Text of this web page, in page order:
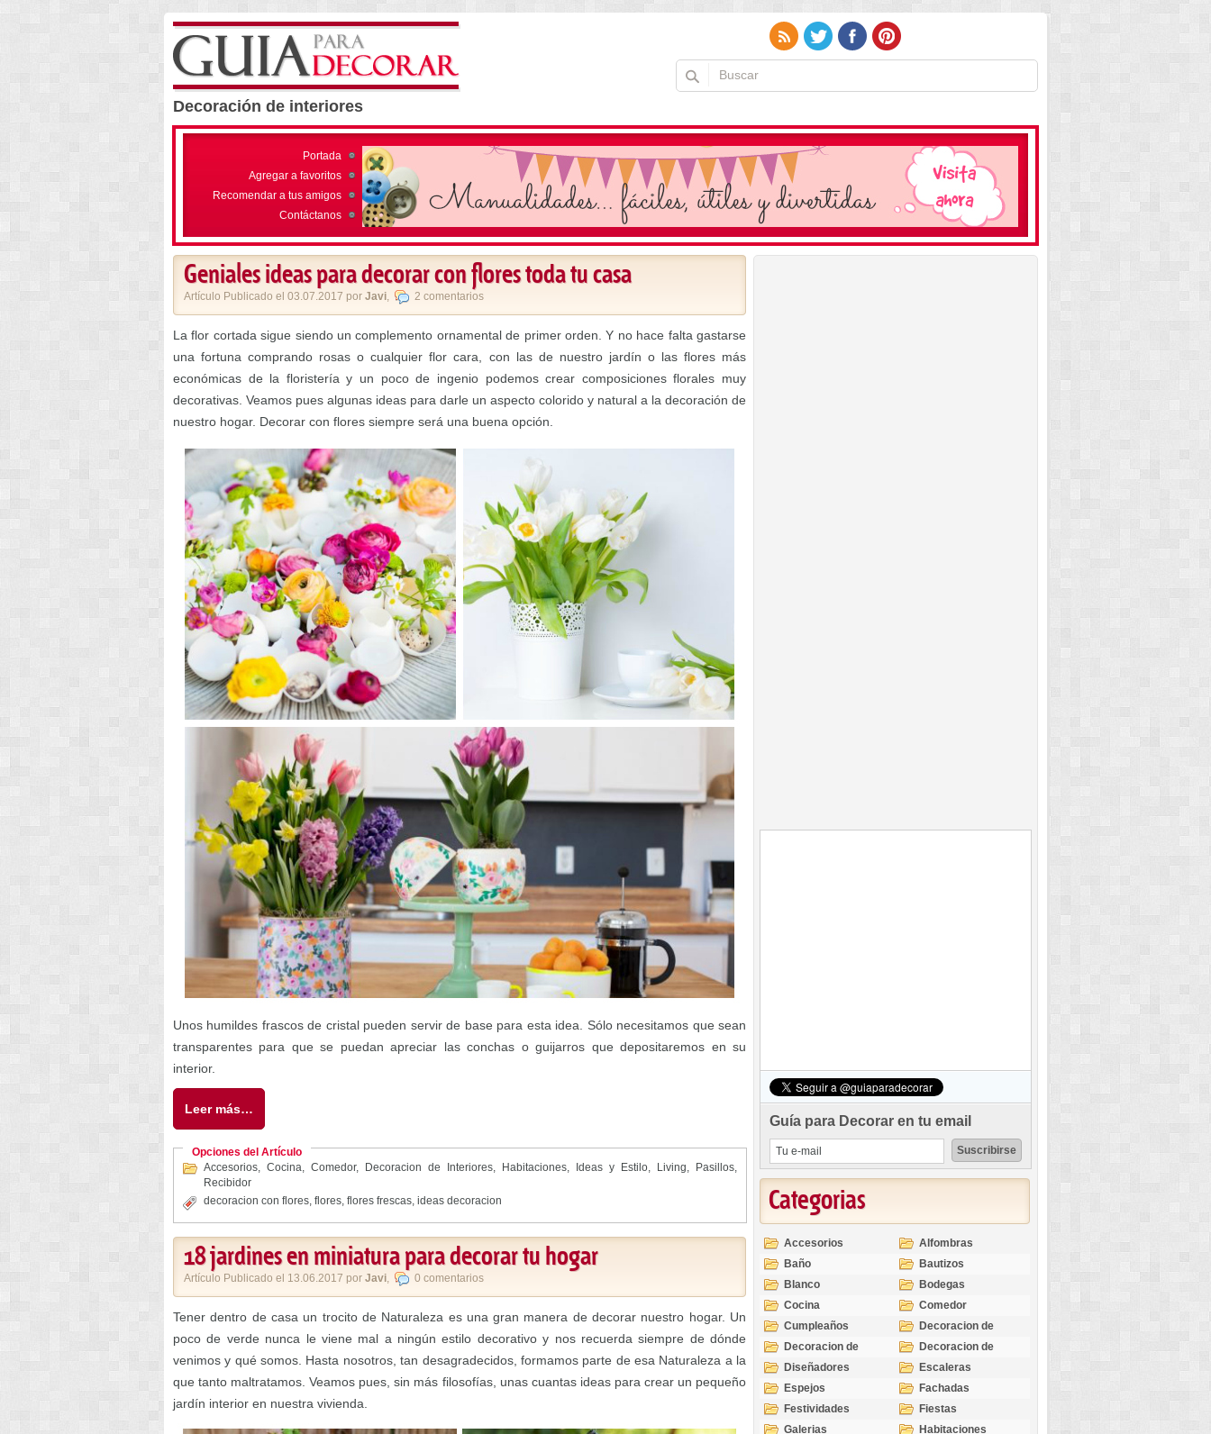
Decoración de interiores
Portada
Agregar a favoritos
Recomendar a tus amigos
Contáctanos
Geniales ideas para decorar con flores toda tu casa
Artículo Publicado el 03.07.2017 por Javi, 2 comentarios
La flor cortada sigue siendo un complemento ornamental de primer orden. Y no hace falta gastarse
una fortuna comprando rosas o cualquier flor cara, con las de nuestro jardín o las flores más
económicas de la floristería y un poco de ingenio podemos crear composiciones florales muy
decorativas. Veamos pues algunas ideas para darle un aspecto colorido y natural a la decoración de
nuestro hogar. Decorar con flores siempre será una buena opción.
Unos humildes frascos de cristal pueden servir de base para esta idea. Sólo necesitamos que sean
transparentes para que se puedan apreciar las conchas o guijarros que depositaremos en su
interior.
Leer más…
Opciones del Artículo
Accesorios, Cocina, Comedor, Decoracion de Interiores, Habitaciones, Ideas y Estilo, Living, Pasillos,
Recibidor
decoracion con flores, flores, flores frescas, ideas decoracion
18 jardines en miniatura para decorar tu hogar
Artículo Publicado el 13.06.2017 por Javi, 0 comentarios
Tener dentro de casa un trocito de Naturaleza es una gran manera de decorar nuestro hogar. Un
poco de verde nunca le viene mal a ningún estilo decorativo y nos recuerda siempre de dónde
venimos y qué somos. Hasta nosotros, tan desagradecidos, formamos parte de esa Naturaleza a la
que tanto maltratamos. Veamos pues, sin más filosofías, unas cuantas ideas para crear un pequeño
jardín interior en nuestra vivienda.
Guía para Decorar en tu email
Categorias
Accesorios
Alfombras
Baño
Bautizos
Blanco
Bodegas
Cocina
Comedor
Cumpleaños
Decoracion de
Exteriores
Decoracion de
Interiores
Decoracion de
Ocasiones
Diseñadores
Escaleras
Espejos
Fachadas
Festividades
Fiestas
Galerias
Habitaciones